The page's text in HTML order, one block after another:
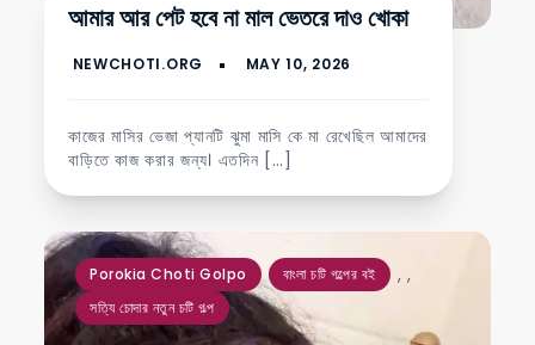
আমার আর পেট হবে না মাল ভেতরে দাও খোকা
কাজের মাসির ভেজা প্যানটি ঝুমা মাসি কে মা রেখেছিল আমাদের
বাড়িতে কাজ করার জন্য। এতদিন […]
Porokia Choti Golpo ,
বাংলা চটি গল্পের বই ,
সত্যি চোদার নতুন চটি গল্প